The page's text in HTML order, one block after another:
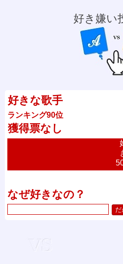
好き嫌い
好きな歌手
ランキング90位
獲得票なし
なぜ好きなの？